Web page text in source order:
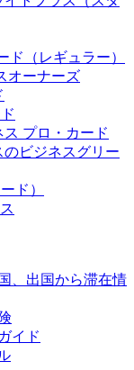
ド（レギュラー）
オーナーズ
プロ・カード
ビジネスグリー
ド）
、出国から滞在情
イド